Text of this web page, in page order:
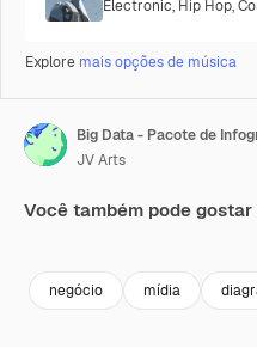
Electronic, Hip Hop,
Explore mais opções de música
Big Data - Pacote de
JV Arts
Você também pode gostar
negócio mídia